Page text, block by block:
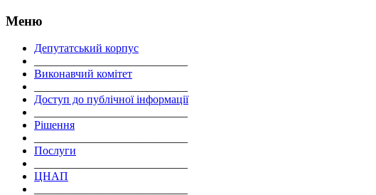
Меню
Депутатський корпус
Виконавчий комітет
Доступ до публічної інформації
Рішення
Послуги
ЦНАП